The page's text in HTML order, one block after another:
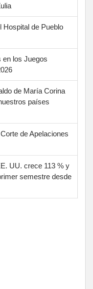
Hospital de Pueblo
en los Juegos
de María Corina
países
de Apelaciones
UU. crece 113 % y
semestre desde